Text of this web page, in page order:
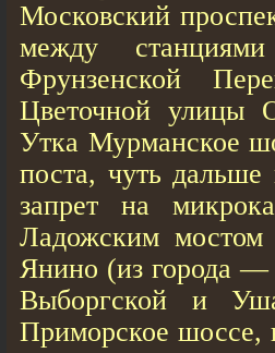
Московский
между
Фрунзенской
Цветочной улицы
Утка Мурманское
поста, чуть
запрет на
Ладожским
Янино (из города —
Выборгской и
Приморское шоссе,